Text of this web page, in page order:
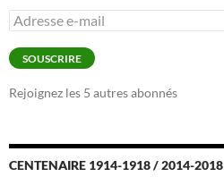
Adresse
e-
mail
SOUSCRIRE
Rejoignez les 5 autres abonnés
CENTENAIRE 1914-1918 / 2014-2018